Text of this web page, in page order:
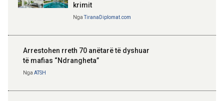
krimit
NgaTiranaDiplomat.com
Arrestohen rreth 70 anëtarë të dyshuar
të mafias “Ndrangheta”
Nga ATSH